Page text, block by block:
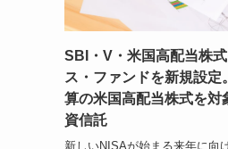
SBI・V・米国高配当株
ス・ファンドを新規設定
算の米国高配当株式を対
資信託
新しいNISAが始まる来年に向